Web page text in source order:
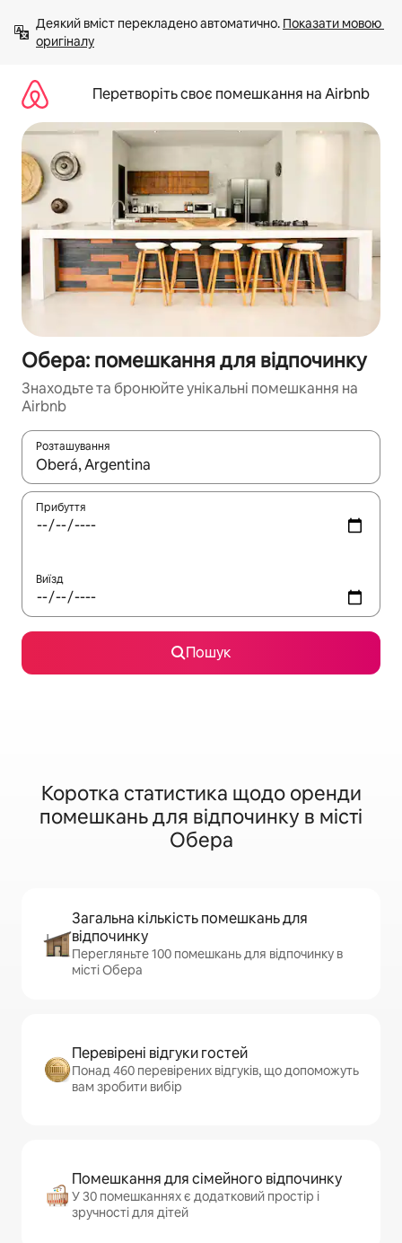
вмісту
Деякий вміст перекладено автоматично. Показати мовою
оригіналу
Перетворіть своє помешкання на Airbnb
Обера: помешкання для відпочинку
Знаходьте та бронюйте унікальні помешкання на
Airbnb
Розташування
Отримавши результати пошуку, використовуйте для
Прибуття
Виїзд
Пошук
Коротка статистика щодо оренди
помешкань для відпочинку в місті
Обера
Загальна кількість помешкань для
відпочинку
Перегляньте 100 помешкань для відпочинку в
місті Обера
Перевірені відгуки гостей
Понад 460 перевірених відгуків, що допоможуть
вам зробити вибір
Помешкання для сімейного відпочинку
У 30 помешканнях є додатковий простір і
зручності для дітей